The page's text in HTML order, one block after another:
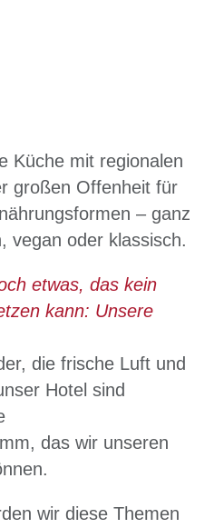
Küche mit regionalen
großen Offenheit für
– ganz
vegan oder klassisch.
etwas, das kein
kann: Unsere
die frische Luft und
Hotel sind
das wir unseren
wir diese Themen